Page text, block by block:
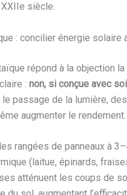
siècle.
: concilier énergie solaire
répond à la objection
: non, si conçue avec
passage de la lumière,
augmenter le rendement.
rangées de panneaux à
(laitue, épinards,
atténuent les coups de